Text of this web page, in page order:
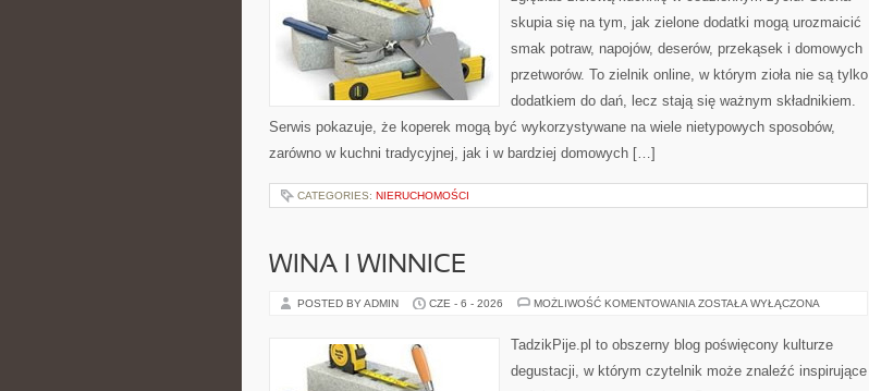
skupia się na tym, jak zielone dodatki mogą urozmaicić
smak potraw, napojów, deserów, przekąsek i domowych
przetworów. To zielnik online, w którym zioła nie są tylko
dodatkiem do dań, lecz stają się ważnym składnikiem.
Serwis pokazuje, że koperek mogą być wykorzystywane na wiele nietypowych sposobów,
zarówno w kuchni tradycyjnej, jak i w bardziej domowych […]
CATEGORIES: NIERUCHOMOŚCI
WINA I WINNICE
POSTED BY ADMIN CZE - 6 - 2026 MOŻLIWOŚĆ KOMENTOWANIA WINA
ZOSTAŁA WYŁĄCZONA
TadzikPije.pl to obszerny blog poświęcony kulturze
degustacji, w którym czytelnik może znaleźć inspirujące